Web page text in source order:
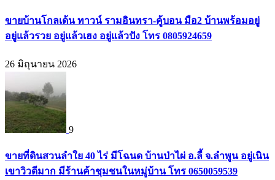
ขายบ้านโกลเด้น ทาวน์ รามอินทรา-คู้บอน มือ2 บ้านพร้อมอยู่
อยู่แล้วรวย อยู่แล้วเฮง อยู่แล้วปัง โทร 0805924659
26 มิถุนายน 2026
9
ขายที่ดินสวนลำใย 40 ไร่ มีโฉนด บ้านป่าไผ่ อ.ลี้ จ.ลำพูน อยู่เนิน
เขาวิวดีมาก มีร้านค้าชุมชนในหมู่บ้าน โทร 0650059539